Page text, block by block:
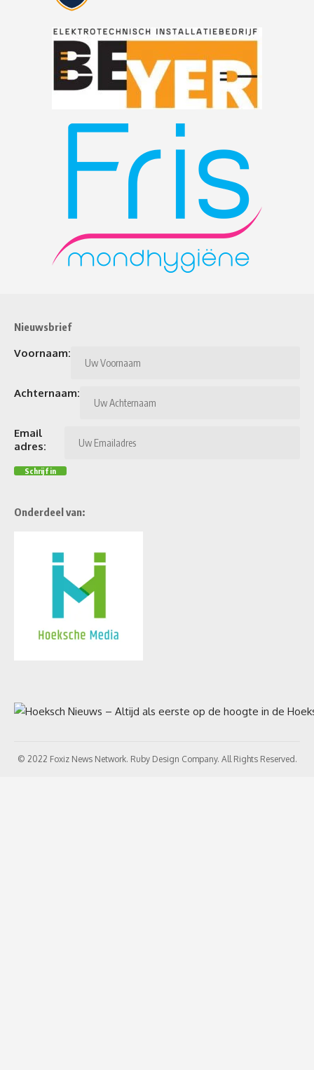
Nieuwsbrief
Voornaam:
Achternaam:
Email
adres:
Onderdeel van:
© 2022 Foxiz News Network. Ruby Design Company. All Rights Reserved.